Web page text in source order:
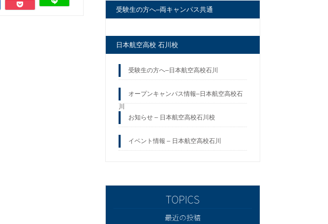
受験生の方へ–両キャンパス共通
日本航空高校 石川校
受験生の方へ–日本航空高校石川
オープンキャンパス情報–日本航空高校石
川
お知らせ – 日本航空高校石川校
イベント情報 – 日本航空高校石川
最近の投稿